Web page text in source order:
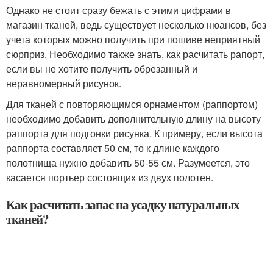
Однако не стоит сразу бежать с этими цифрами в
магазин тканей, ведь существует несколько нюансов, без
учета которых можно получить при пошиве неприятный
сюрприз. Необходимо также знать, как расчитать рапорт,
если вы не хотите получить обрезанный и
неравномерный рисунок.
Для тканей с повторяющимся орнаментом (раппортом)
необходимо добавить дополнительную длину на высоту
раппорта для подгонки рисунка. К примеру, если высота
раппорта составляет 50 см, то к длине каждого
полотнища нужно добавить 50-55 см. Разумеется, это
касается портьер состоящих из двух полотен.
Как расчитать запас на усадку натуральных
тканей?